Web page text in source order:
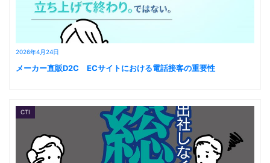
2026年4月24日
メーカー直販D2C ECサイトにおける電話接客の重要性
CTI